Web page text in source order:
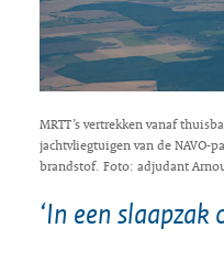
MRTT’s vertrekken vanaf
jachtvliegtuigen van de NAVO-
brandstof. Foto: adjudant
‘In een slaapzak